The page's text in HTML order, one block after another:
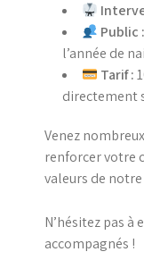
Public :
l’année de
Tarif :
directement
Venez
renforcer votre
valeurs de
N’hésitez pas à
accompagnés !